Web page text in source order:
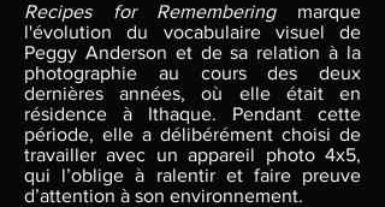
Recipes for Rememberingmarque
l'évolution du vocabulaire visuel de
Peggy Anderson et de sa relation à la
photographie au cours des deux
dernières années, où elle était en
résidence à Ithaque. Pendant cette
période, elle a délibérément choisi de
travailler avec un appareil photo 4x5,
qui l’oblige à ralentir et faire preuve
d’attention à son environnement.